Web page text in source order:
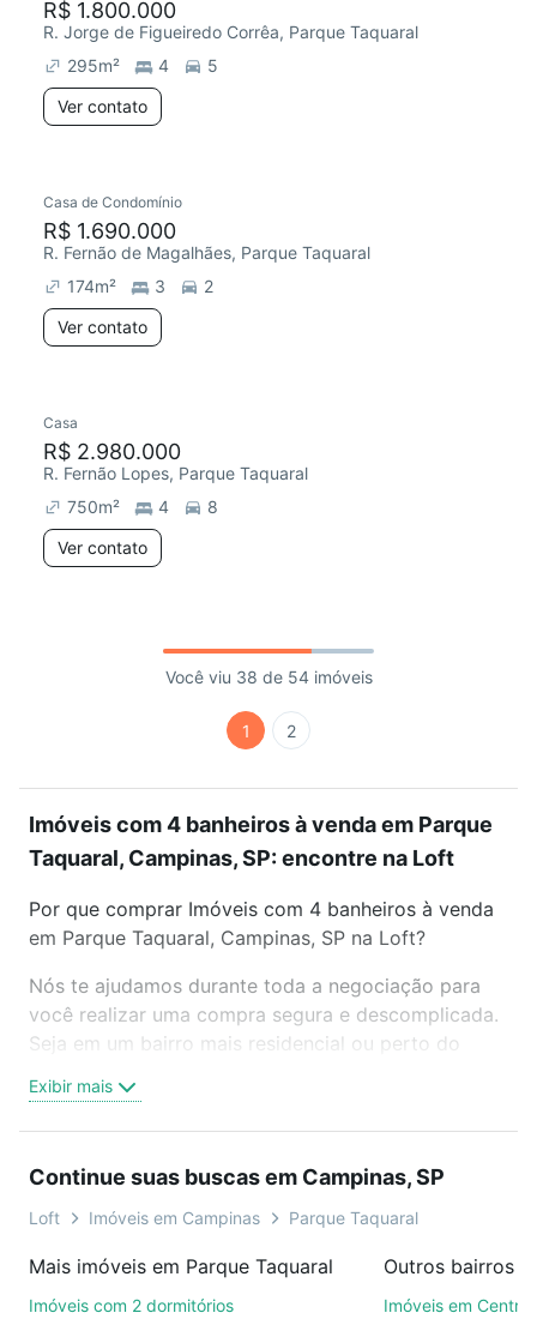
R$ 1.800.000
R. Jorge de Figueiredo Corrêa, Parque Taquaral
295m² 4
5
Ver contato
Casa de Condomínio
R$ 1.690.000
R. Fernão de Magalhães, Parque Taquaral
174m² 3
2
Ver contato
Casa
R$ 2.980.000
R. Fernão Lopes, Parque Taquaral
750m² 4
8
Ver contato
Você viu 38 de 54 imóveis
1 2
Imóveis com 4 banheiros à venda em Parque
Taquaral, Campinas, SP: encontre na Loft
Por que comprar Imóveis com 4 banheiros à venda
em Parque Taquaral, Campinas, SP na Loft?
Nós te ajudamos durante toda a negociação para
você realizar uma compra segura e descomplicada.
Seja em um bairro mais residencial ou perto do
oferta ideal de Imóveis com 4 banheiros à venda em
Parque Taquaral, Campinas, SP para conquistar seu
videochamada, é grátis, sem compromisso e você
ainda conta com mais de 46 mil corretores e
de imóveis.
Exibir mais
Continue suas buscas em Campinas, SP
Loft Imóveis em Campinas Parque Taquaral
Mais imóveis em Parque Taquaral
Imóveis com 2 dormitórios
Outros bairros
Imóveis em Centro